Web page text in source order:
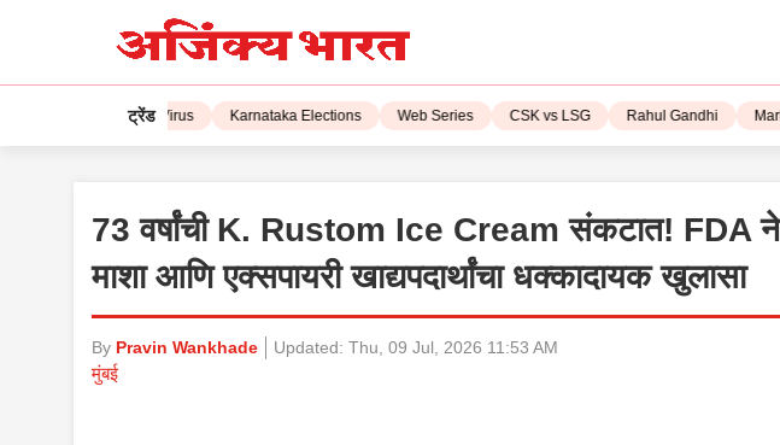
ट्रेंड
Corona Virus Karnataka Elections Web Series CSK vs LSG Rahul Gandhi Market
73 वर्षांची K. Rustom Ice Cream संकटात! FDA ने
माशा आणि एक्सपायरी खाद्यपदार्थांचा धक्कादायक खुलासा
By Pravin Wankhade Updated: Thu, 09 Jul, 2026 11:53 AM
मुंबई